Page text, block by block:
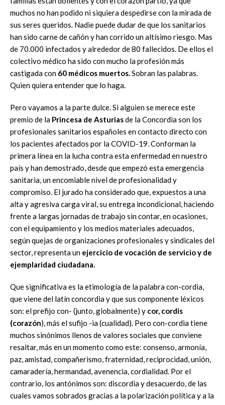
muchos no han podido ni siquiera despedirse con la mirada de
sus seres queridos. Nadie puede dudar de que los sanitarios
han sido carne de cañón y han corrido un altísimo riesgo. Mas
de 70.000 infectados y alrededor de 80 fallecidos. De ellos el
colectivo médico ha sido con mucho la profesión más
castigada con 60 médicos muertos.Sobran las palabras.
Quien quiera entender que lo haga.
Pero vayamos a la parte dulce. Si alguien se merece este
premio de la Princesa de Asturiasde la Concordia son los
profesionales sanitarios españoles en contacto directo con
los pacientes afectados por la COVID-19. Conforman la
primera línea en la lucha contra esta enfermedad en nuestro
país y han demostrado, desde que empezó esta emergencia
sanitaria, un encomiable nivel de profesionalidad y
compromiso. El jurado ha considerado que, expuestos a una
alta y agresiva carga viral, su entrega incondicional, haciendo
frente a largas jornadas de trabajo sin contar, en ocasiones,
con el equipamiento y los medios materiales adecuados,
según quejas de organizaciones profesionales y sindicales del
sector, representa un ejercicio de vocación de servicio y de
ejemplaridad ciudadana.
Que significativa es la etimología de la palabra con-cordia,
que viene del latín concordia y que sus componente léxicos
son: el prefijo con- (junto, globalmente) y cor, cordis
(corazón), más el sufijo -ia (cualidad). Pero con-cordia tiene
muchos sinónimos llenos de valores sociales que conviene
resaltar, más en un momento como este: consenso, armonía,
paz, amistad, compañerismo, fraternidad, reciprocidad, unión,
camaradería, hermandad, avenencia, cordialidad. Por el
contrario, los antónimos son: discordia y desacuerdo, de las
cuales vamos sobrados gracias a la polarización política y a la